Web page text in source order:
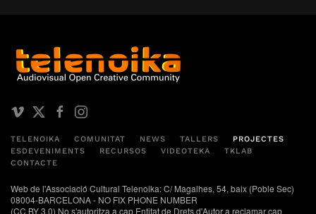
TELENOIKA COMUNITAT NEWS TALLERS
PROJECTES
ESDEVENIMENTS
RECURSOS VIDEOTEKA
TKLAB
CONTACTE
Web de l'Associació Cultural Telenoika: C/ Magalhes, 54, baix (Poble Sec)
08004-BARCELONA - NO FIX PHONE NUMBER
(CC BY 3.0) No s'autoritza a cap Entitat de Drets d'Autor a reclamar cap